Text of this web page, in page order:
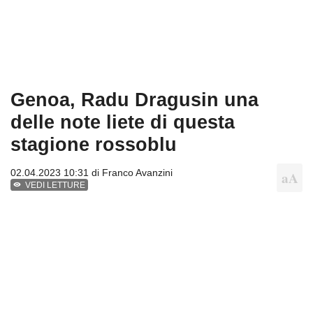
Genoa, Radu Dragusin una
delle note liete di questa
stagione rossoblu
02.04.2023 10:31 di Franco Avanzini
VEDI LETTURE